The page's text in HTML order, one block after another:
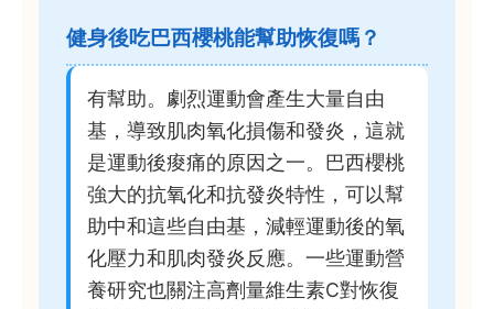
健身後吃巴西櫻桃能幫助恢復嗎？
有幫助。劇烈運動會產生大量自由
基，導致肌肉氧化損傷和發炎，這就
是運動後痠痛的原因之一。巴西櫻桃
強大的抗氧化和抗發炎特性，可以幫
助中和這些自由基，減輕運動後的氧
化壓力和肌肉發炎反應。一些運動營
養研究也關注高劑量維生素C對恢復